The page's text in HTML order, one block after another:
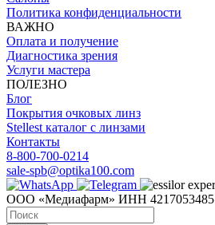
Политика конфиденциальности
ВАЖНО
Оплата и получение
Диагностика зрения
Услуги мастера
ПОЛЕЗНО
Блог
Покрытия очковых линз
Stellest каталог с линзами
Контакты
8-800-700-0214
sale-spb@optika100.com
ООО «Медиафарм» ИНН 4217053485